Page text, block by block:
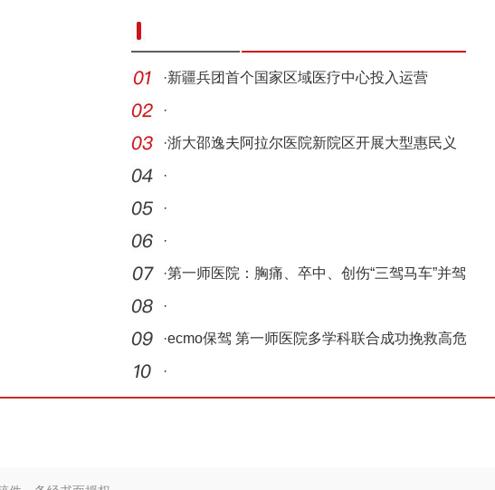
·新疆兵团首个国家区域医疗中心投入运营
·
·浙大邵逸夫阿拉尔医院新院区开展大型惠民义
诊活动
·
·
·
·第一师医院：胸痛、卒中、创伤“三驾马车”并驾
齐
·
·ecmo保驾 第一师医院多学科联合成功挽救高危
复
·